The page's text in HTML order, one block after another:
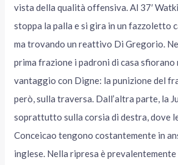
vista della qualità offensiva. Al 37′
stoppa la palla e si gira in un fazzoletto
ma trovando un reattivo Di Gregorio.
prima frazione i padroni di casa sfiorano
vantaggio con Digne: la punizione del
però, sulla traversa. Dall’altra parte, la
soprattutto sulla corsia di destra, dove
Conceicao tengono costantemente in
inglese. Nella ripresa è prevalentemente